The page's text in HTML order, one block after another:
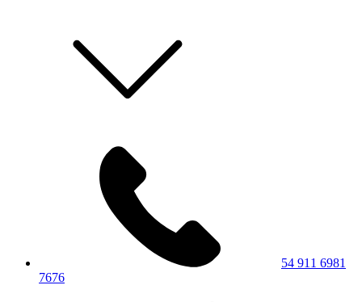
54 911 6981
7676